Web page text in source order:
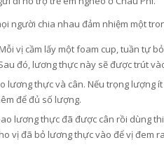
người chia nhau đảm nhiệm một
vị cầm lấy một foam cup, tuần tự
đó, lương thực này sẽ được trút
lương thực và cân. Nếu trọng lượng
để đủ số lượng.
lương thực đã được cân rồi dùng
vị đã bỏ lương thực vào để vị đem